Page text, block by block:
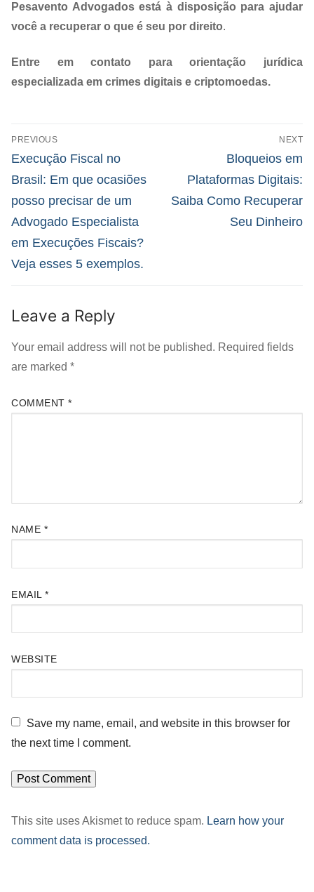
Pesavento Advogados está à disposição para ajudar
você a recuperar o que é seu por direito.
Entre em contato para orientação jurídica
especializada em crimes digitais e criptomoedas.
PREVIOUS
Execução Fiscal no
Brasil: Em que ocasiões
posso precisar de um
Advogado Especialista
em Execuções Fiscais?
Veja esses 5 exemplos.
NEXT
Bloqueios em
Plataformas Digitais:
Saiba Como Recuperar
Seu Dinheiro
Leave a Reply
Your email address will not be published. Required fields
are marked *
COMMENT *
NAME *
EMAIL *
WEBSITE
Save my name, email, and website in this browser for
the next time I comment.
This site uses Akismet to reduce spam. Learn how your
comment data is processed.